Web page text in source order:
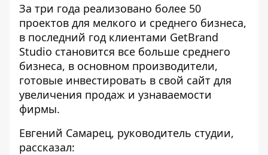
За три года реализовано более 50
проектов для мелкого и среднего бизнеса,
в последний год клиентами GetBrand
Studio становится все больше среднего
бизнеса, в основном производители,
готовые инвестировать в свой сайт для
увеличения продаж и узнаваемости
фирмы.
Евгений Самарец, руководитель студии,
рассказал: